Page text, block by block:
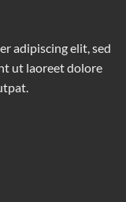
adipiscing elit, sed
ut laoreet dolore